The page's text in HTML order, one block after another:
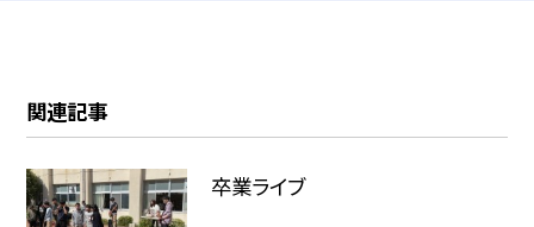
関連記事
卒業ライブ